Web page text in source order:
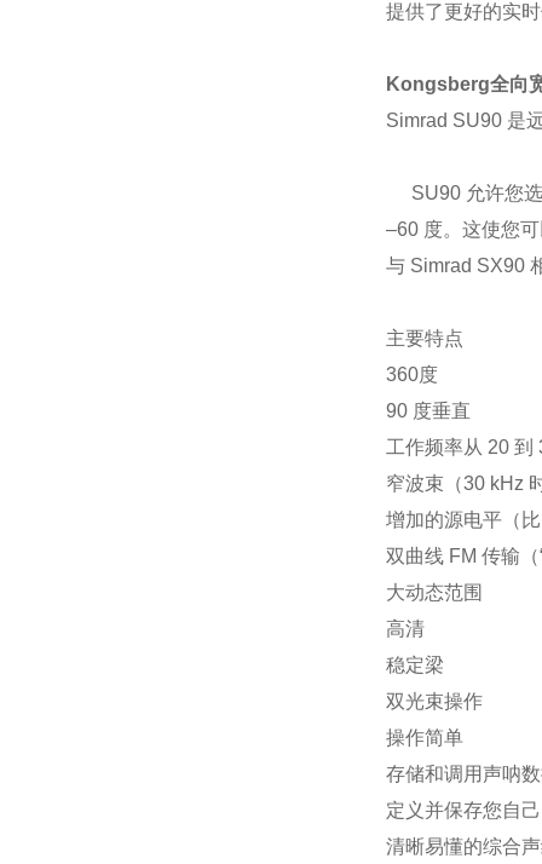
提供了更好的实
Kongsberg全向
Simrad SU90 是
SU90 允许您选
–60 度。这使您
与 Simrad SX90
主要特点
360度
90 度垂直
工作频率从 20 到
窄波束（30 kHz
增加的源电平（
双曲线 FM 传输（
大动态范围
高清
稳定梁
双光束操作
操作简单
存储和调用声呐
定义并保存您自
清晰易懂的综合